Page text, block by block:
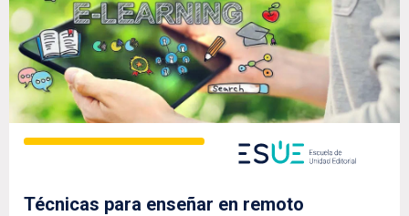
Técnicas para enseñar en remoto